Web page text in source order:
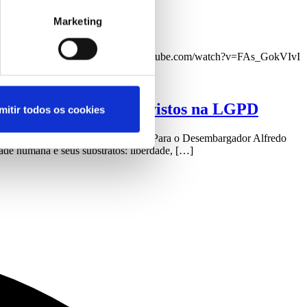
Marketing
todos os cookies
empresas. https://www.youtube.com/watch?v=FAs_GokVIvI
dos preceitos previstos na LGPD
indenizatório por danos morais. Para o Desembargador Alfredo
humana e seus substratos: liberdade, […]